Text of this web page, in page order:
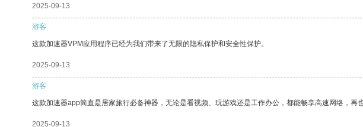
2025-09-13
游客
这款加速器VPM应用程序已经为我们带来了无限的隐私保护和安全性保护。
2025-09-13
游客
这款加速器app简直是居家旅行必备神器，无论是看视频、玩游戏还是工作办公，都能畅享高速网络，再
2025-09-13